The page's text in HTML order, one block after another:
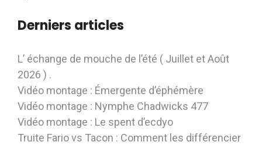
Derniers articles
L’ échange de mouche de l’été ( Juillet et Août
2026 ) .
Vidéo montage : Émergente d’éphémère
Vidéo montage : Nymphe Chadwicks 477
Vidéo montage : Le spent d’ecdyo
Truite Fario vs Tacon : Comment les différencier